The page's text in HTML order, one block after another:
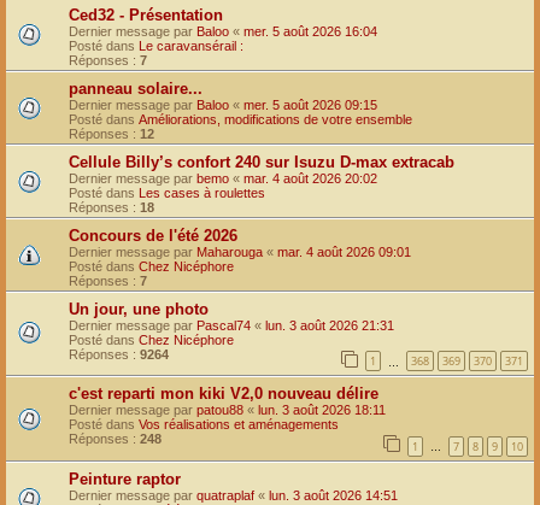
Ced32 - Présentation
Dernier message par Baloo « mer. 5 août 2026 16:04
Posté dans Le caravansérail :
Réponses : 7
panneau solaire...
Dernier message par Baloo « mer. 5 août 2026 09:15
Posté dans Améliorations, modifications de votre ensemble
Réponses : 12
Cellule Billy’s confort 240 sur Isuzu D-max extracab
Dernier message par bemo « mar. 4 août 2026 20:02
Posté dans Les cases à roulettes
Réponses : 18
Concours de l'été 2026
Dernier message par Maharouga « mar. 4 août 2026 09:01
Posté dans Chez Nicéphore
Réponses : 7
Un jour, une photo
Dernier message par Pascal74 « lun. 3 août 2026 21:31
Posté dans Chez Nicéphore
Réponses : 9264 1 368 369 370 371
c'est reparti mon kiki V2,0 nouveau délire
Dernier message par patou88 « lun. 3 août 2026 18:11
Posté dans Vos réalisations et aménagements
Réponses : 248 1 … 7 8 9 10
Peinture raptor
Dernier message par quatraplaf « lun. 3 août 2026 14:51